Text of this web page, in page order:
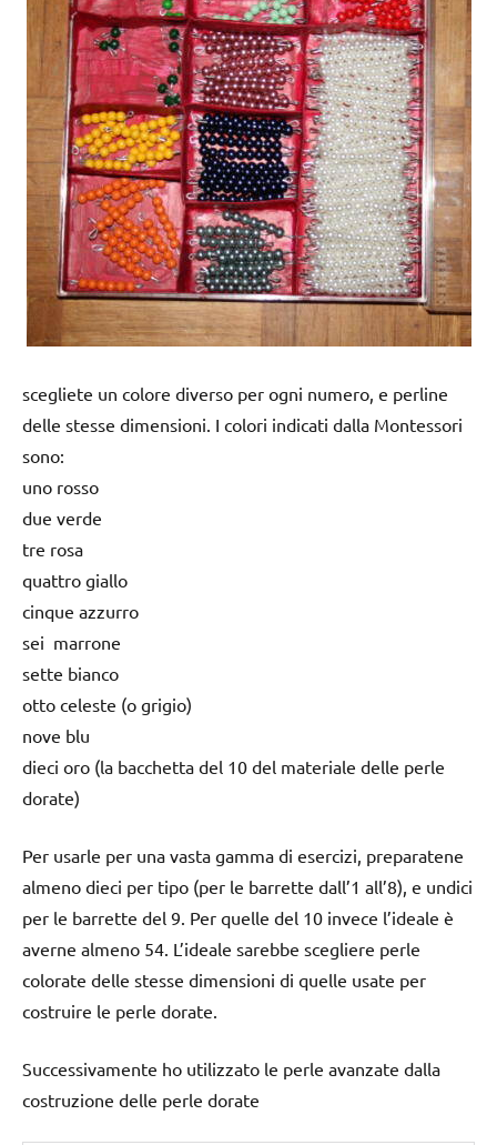
scegliete un colore diverso per ogni numero, e perline
delle stesse dimensioni. I colori indicati dalla Montessori
sono:
uno rosso
due verde
tre rosa
quattro giallo
cinque azzurro
sei marrone
sette bianco
otto celeste (o grigio)
nove blu
dieci oro (la bacchetta del 10 del materiale delle perle
dorate)
Per usarle per una vasta gamma di esercizi, preparatene
almeno dieci per tipo (per le barrette dall’1 all’8), e undici
per le barrette del 9. Per quelle del 10 invece l’ideale è
averne almeno 54. L’ideale sarebbe scegliere perle
colorate delle stesse dimensioni di quelle usate per
costruire le perle dorate.
Successivamente ho utilizzato le perle avanzate dalla
costruzione delle perle dorate